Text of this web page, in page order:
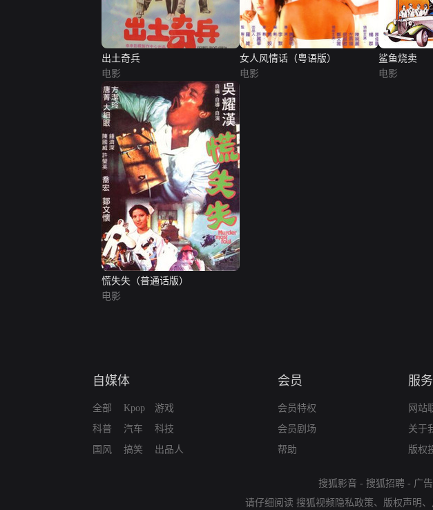
出土奇兵
电影
女人风情话（粤语版）
电影
鲨鱼烧卖
电影
慌失失（普通话版）
电影
自媒体
全部
科普
国风
Kpop
汽车
搞笑
游戏
科技
出品人
会员
会员特权
会员剧场
帮助
服务
网站
关于
版权
搜狐影音 - 搜狐招聘 - 广
请仔细阅读 搜狐视频隐私政策、 版权声明 、